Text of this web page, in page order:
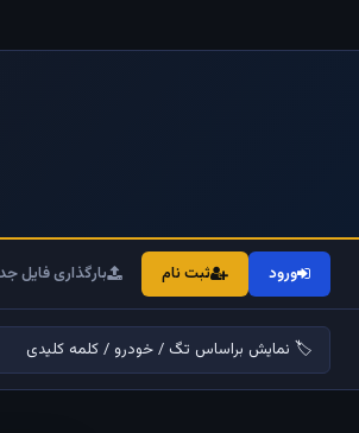
ورود ثبت نام بارگذاری فایل